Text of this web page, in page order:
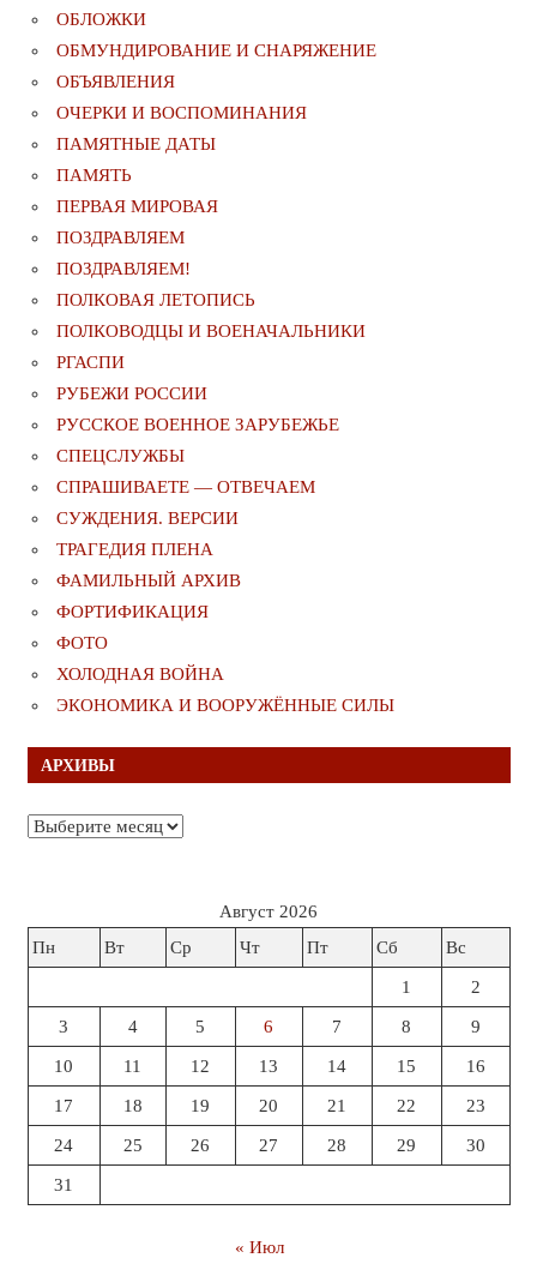
ОБЛОЖКИ
ОБМУНДИРОВАНИЕ И СНАРЯЖЕНИЕ
ОБЪЯВЛЕНИЯ
ОЧЕРКИ И ВОСПОМИНАНИЯ
ПАМЯТНЫЕ ДАТЫ
ПАМЯТЬ
ПЕРВАЯ МИРОВАЯ
ПОЗДРАВЛЯЕМ
ПОЗДРАВЛЯЕМ!
ПОЛКОВАЯ ЛЕТОПИСЬ
ПОЛКОВОДЦЫ И ВОЕНАЧАЛЬНИКИ
РГАСПИ
РУБЕЖИ РОССИИ
РУССКОЕ ВОЕННОЕ ЗАРУБЕЖЬЕ
СПЕЦСЛУЖБЫ
СПРАШИВАЕТЕ — ОТВЕЧАЕМ
СУЖДЕНИЯ. ВЕРСИИ
ТРАГЕДИЯ ПЛЕНА
ФАМИЛЬНЫЙ АРХИВ
ФОРТИФИКАЦИЯ
ФОТО
ХОЛОДНАЯ ВОЙНА
ЭКОНОМИКА И ВООРУЖЁННЫЕ СИЛЫ
АРХИВЫ
Архивы
Август 2026
Пн
Вт Ср Чт Пт Сб Вс
1 2
3 4 5 6 7 8 9
10 11 12 13 14 15 16
17 18 19 20 21 22 23
24 25 26 27 28 29 30
31
« Июл